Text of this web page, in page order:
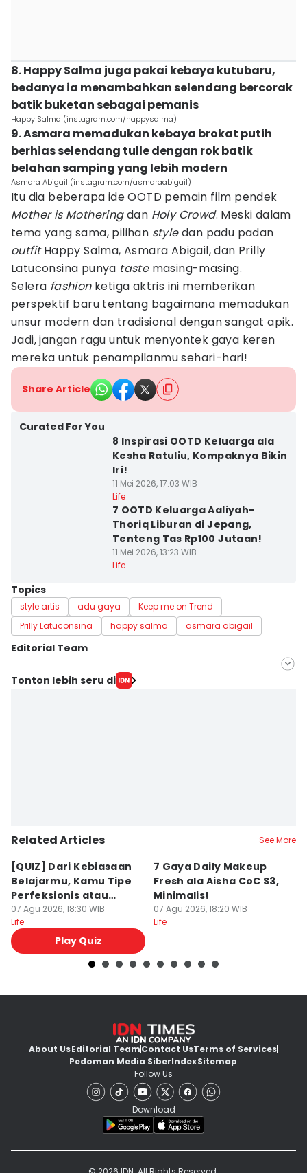
8. Happy Salma juga pakai kebaya kutubaru,
bedanya ia menambahkan selendang bercorak
batik buketan sebagai pemanis
Happy Salma (instagram.com/happysalma)
9. Asmara memadukan kebaya brokat putih
berhias selendang tulle dengan rok batik
belahan samping yang lebih modern
Asmara Abigail (instagram.com/asmaraabigail)
Itu dia beberapa ide OOTD pemain film pendek
Mother is Motheringdan Holy Crowd. Meski dalam
tema yang sama, pilihan styledan padu padan
outfitHappy Salma, Asmara Abigail, dan Prilly
Latuconsina punya tastemasing-masing.
Selera fashionketiga aktris ini memberikan
perspektif baru tentang bagaimana memadukan
unsur modern dan tradisional dengan sangat apik.
Jadi, jangan ragu untuk menyontek gaya keren
mereka untuk penampilanmu sehari-hari!
Share Article
Curated For You
8 Inspirasi OOTD Keluarga ala
Kesha Ratuliu, Kompaknya Bikin
Iri!
11 Mei 2026, 17:03 WIB
Life
7 OOTD Keluarga Aaliyah-
Thoriq Liburan di Jepang,
Tenteng Tas Rp100 Jutaan!
11 Mei 2026, 13:23 WIB
Life
Topics
style artis adu gaya
Keep me on Trend
Prilly Latuconsina
happy salma asmara abigail
Editorial Team
Editor
Tonton lebih seru di
Related Articles See More
[QUIZ] Dari Kebiasaan
Belajarmu, Kamu Tipe
Perfeksionis atau
Deadliner?
07 Agu 2026, 18:30 WIB
Life
Play Quiz
7 Gaya Daily Makeup
Fresh ala Aisha CoC S3,
Minimalis!
07 Agu 2026, 18:20 WIB
Life
About UsEditorial TeamContact UsTerms of Services
Pedoman Media SiberIndexSitemap
Follow Us
Download